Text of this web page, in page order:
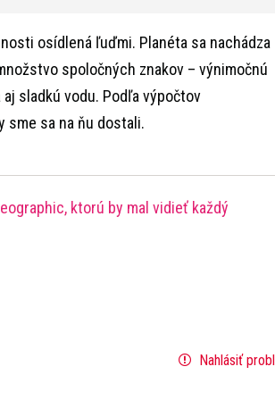
osídlená ľuďmi. Planéta sa nachádza
spoločných znakov – výnimočnú
sladkú vodu. Podľa výpočtov
sme sa na ňu dostali.
ktorú by mal vidieť každý
Nahlásiť